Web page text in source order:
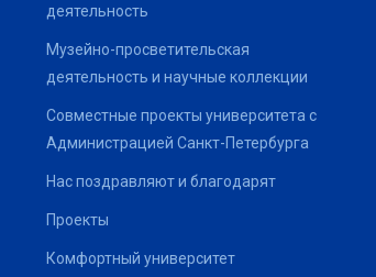
деятельность
Музейно-просветительская
деятельность и научные коллекции
Совместные проекты университета с
Администрацией Санкт-Петербурга
Нас поздравляют и благодарят
Проекты
Комфортный университет